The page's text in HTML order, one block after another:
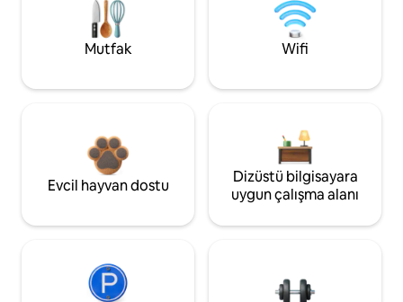
Mutfak Wifi
Evcil hayvan dostu
Dizüstü bilgisayara
uygun çalışma alanı